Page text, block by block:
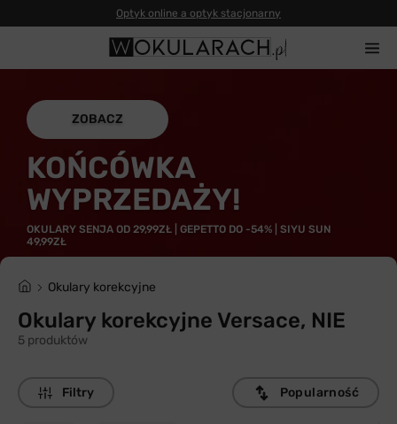
Optyk online a optyk stacjonarny
ZOBACZ
KOŃCÓWKA
WYPRZEDAŻY!
OKULARY SENJA OD 29,99ZŁ | GEPETTO DO -54% | SIYU SUN
49,99ZŁ
Okulary korekcyjne
Okulary korekcyjne Versace, NIE
5 produktów
Filtry Popularność